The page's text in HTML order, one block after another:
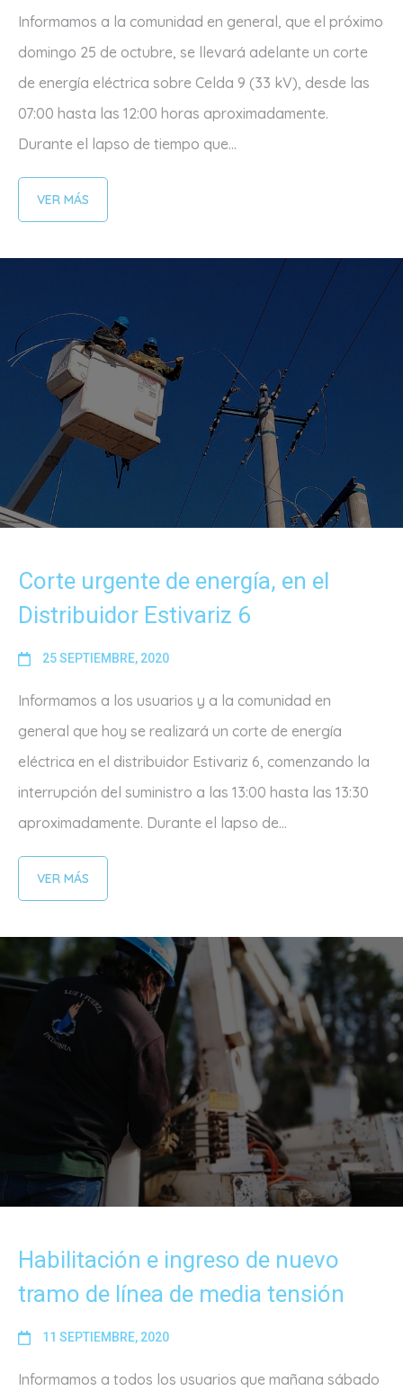
Informamos a la comunidad en general, que el próximo
domingo 25 de octubre, se llevará adelante un corte
de energía eléctrica sobre Celda 9 (33 kV), desde las
07:00 hasta las 12:00 horas aproximadamente.
Durante el lapso de tiempo que...
VER MÁS
Corte urgente de energía, en el
Distribuidor Estivariz 6
25 SEPTIEMBRE, 2020
Informamos a los usuarios y a la comunidad en
general que hoy se realizará un corte de energía
eléctrica en el distribuidor Estivariz 6, comenzando la
interrupción del suministro a las 13:00 hasta las 13:30
aproximadamente. Durante el lapso de...
VER MÁS
Habilitación e ingreso de nuevo
tramo de línea de media tensión
11 SEPTIEMBRE, 2020
Informamos a todos los usuarios que mañana sábado